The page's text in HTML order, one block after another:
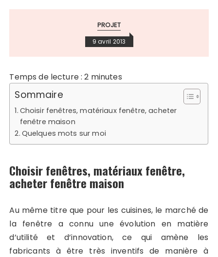
PROJET
9 avril 2013
Temps de lecture :2 minutes
Sommaire
Choisir fenêtres, matériaux fenêtre, acheter
fenêtre maison
Quelques mots sur moi
Choisir fenêtres, matériaux fenêtre,
acheter fenêtre maison
Au même titre que pour les cuisines, le marché de
la fenêtre a connu une évolution en matière
d’utilité et d’innovation, ce qui amène les
fabricants à être très inventifs de manière à